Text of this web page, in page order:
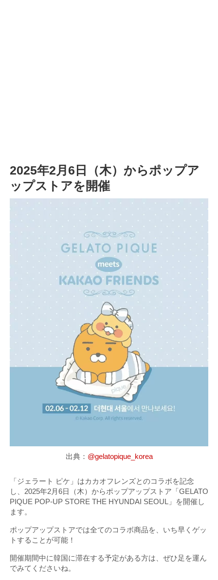
2025年2月6日（木）からポップア
ップストアを開催
出典： @gelatopique_korea
「ジェラート ピケ」はカカオフレンズとのコラボを記念
し、2025年2月6日（木）からポップアップストア「GELATO
PIQUE POP-UP STORE THE HYUNDAI SEOUL」を開催し
ます。
ポップアップストアでは全てのコラボ商品を、いち早くゲッ
トすることが可能！
開催期間中に韓国に滞在する予定がある方は、ぜひ足を運ん
でみてくださいね。